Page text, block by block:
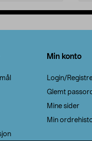
Min konto
Login/
Glemt
Mine sider
Min